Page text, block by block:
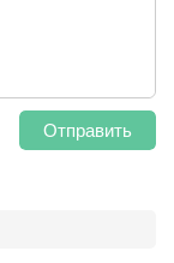
Отправить